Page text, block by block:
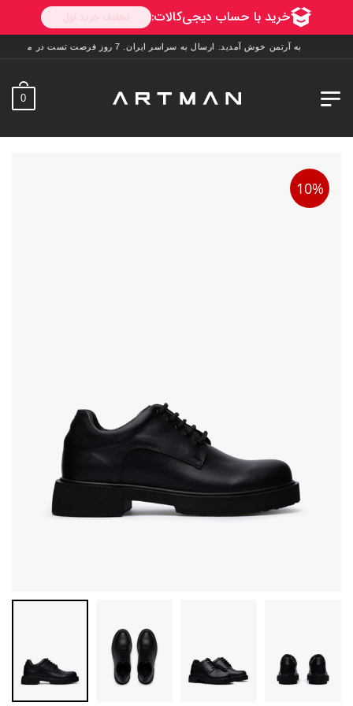
به آرتمن خوش آمدید. ارسال به سراسر ایران. 7 روز فرصت تست در منزل. 1 سال خدمات پس از فروش.
0
10%